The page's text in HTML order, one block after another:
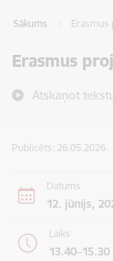
Sākums Erasmus
Erasmus
Atskaņot
Publicēts: 26.05.2026.
Datums
12. jūnijs,
Laiks
13.40–15.30